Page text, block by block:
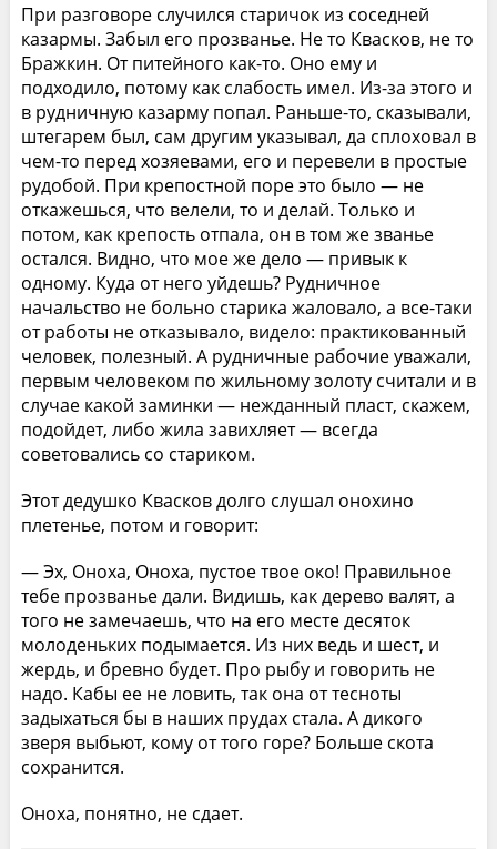
При разговоре случился старичок из соседней
казармы. Забыл его прозванье. Не то Квасков, не то
Бражкин. От питейного как-то. Оно ему и
подходило, потому как слабость имел. Из-за этого и
в рудничную казарму попал. Раньше-то, сказывали,
штегарем был, сам другим указывал, да сплоховал в
чем-то перед хозяевами, его и перевели в простые
рудобой. При крепостной поре это было — не
откажешься, что велели, то и делай. Только и
потом, как крепость отпала, он в том же званье
остался. Видно, что мое же дело — привык к
одному. Куда от него уйдешь? Рудничное
начальство не больно старика жаловало, а все-таки
от работы не отказывало, видело: практикованный
человек, полезный. А рудничные рабочие уважали,
первым человеком по жильному золоту считали и в
случае какой заминки — нежданный пласт, скажем,
подойдет, либо жила завихляет — всегда
советовались со стариком.
Этот дедушко Квасков долго слушал онохино
плетенье, потом и говорит:
— Эх, Оноха, Оноха, пустое твое око! Правильное
тебе прозванье дали. Видишь, как дерево валят, а
того не замечаешь, что на его месте десяток
молоденьких подымается. Из них ведь и шест, и
жердь, и бревно будет. Про рыбу и говорить не
надо. Кабы ее не ловить, так она от тесноты
задыхаться бы в наших прудах стала. А дикого
зверя выбьют, кому от того горе? Больше скота
сохранится.
Оноха, понятно, не сдает.